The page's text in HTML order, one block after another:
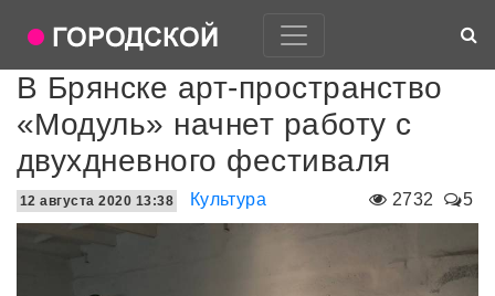
В Брянске арт-пространство
«Модуль» начнет работу с
двухдневного фестиваля
2732 5
12 августа 2020 13:38 Культура